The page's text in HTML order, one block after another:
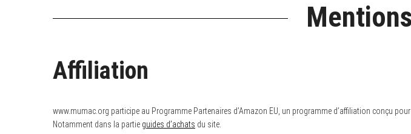
Affiliation
www.mumac.org participe au Programme Partenaires d’Amazon EU, un programme d’affiliation conçu
Notamment dans la partie guides d’achats du site.